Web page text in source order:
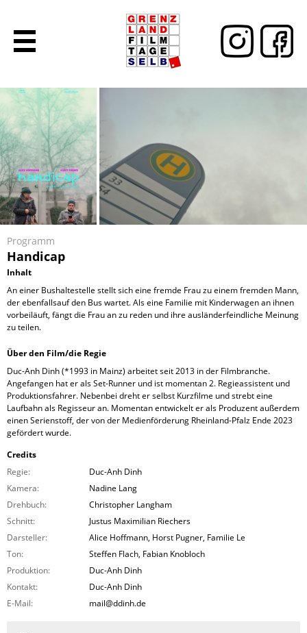
Programm
Handicap
Inhalt
An einer Bushaltestelle stellt sich eine fremde Frau zu einem fremden Mann,
der ebenfallsauf den Bus wartet. Als eine Familie mit Kinderwagen an ihnen
vorbeiläuft, fängt die Frau an zu reden und ihre ausländerfeindliche Meinung
zu teilen.
Über den Film/die Regie
Duc-Anh Dinh (*1993 in Mainz) arbeitet seit 2013 in der Filmbranche.
Angefangen hat er als Set-Runner und ist momentan 2. Regieassistent und
Produktionsfahrer. Nebenbei dreht er selbst Kurzfilme und strebt eine
Laufbahn als Regisseur an. Momentan entwickelt er als Produzent außerdem
einen Serienstoff, der von der Medienförderung Rheinland-Pfalz Ende 2023
gefördert wurde.
Credits
Regie:
Duc-Anh Dinh
Kamera:
Nadine Lang
Drehbuch:
Christopher Langham
Schnitt:
Justus Maximilian Riechers
Darsteller:
Alice Hoffmann, Horst Pugner, Familie Le
Ton:
Steffen Flach, Fabian Knobloch
Produktion:
Duc-Anh Dinh
Kontakt:
Duc-Anh Dinh
E-Mail:
mail@ddinh.de